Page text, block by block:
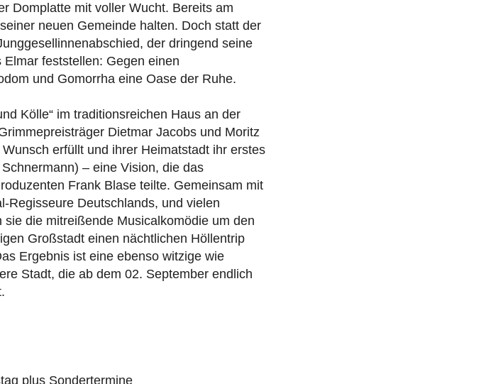
Domplatte mit voller Wucht. Bereits am
neuen Gemeinde halten. Doch statt der
der dringend seine
feststellen: Gegen einen
und Gomorrha eine Oase der Ruhe.
Kölle“ im traditionsreichen Haus an der
Dietmar Jacobs und Moritz
erfüllt und ihrer Heimatstadt ihr erstes
– eine Vision, die das
Frank Blase teilte. Gemeinsam mit
Regisseure Deutschlands, und vielen
die mitreißende Musicalkomödie um den
Großstadt einen nächtlichen Höllentrip
Ergebnis ist eine ebenso witzige wie
Stadt, die ab dem 02. September endlich
plus Sondertermine